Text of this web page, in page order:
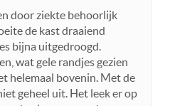
door ziekte behoorlijk
de kast draaiend
bijna uitgedroogd.
wat gele randjes gezien
helemaal bovenin. Met de
geheel uit. Het leek er op